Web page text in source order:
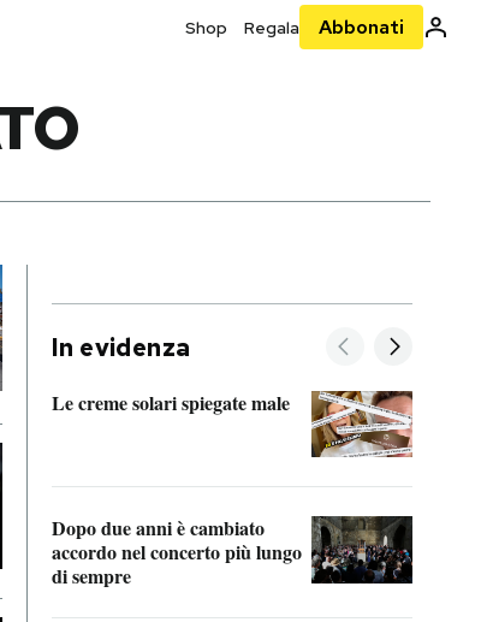
Shop Regala Abbonati
In evidenza
Le creme solari spiegate male
Dopo due anni è cambiato
accordo nel concerto più lungo
di sempre